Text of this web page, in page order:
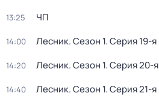
13:25 ЧП
14:00 Лесник. Сезон 1. Серия 19-я
14:20 Лесник. Сезон 1. Серия 20-я
14:40 Лесник. Сезон 1. Серия 21-я